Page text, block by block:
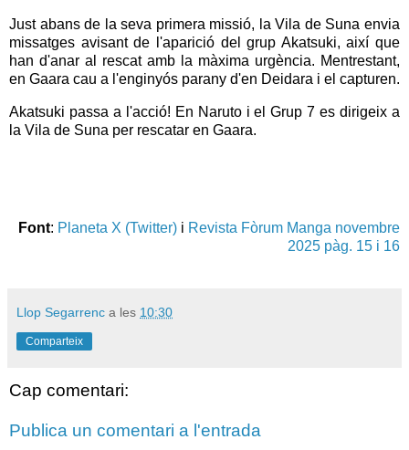
Just abans de la seva primera missió, la Vila de Suna envia
missatges avisant de l'aparició del grup Akatsuki, així que
han d'anar al rescat amb la màxima urgència. Mentrestant,
en Gaara cau a l'enginyós parany d'en Deidara i el capturen.
Akatsuki passa a l'acció! En Naruto i el Grup 7 es dirigeix a
la Vila de Suna per rescatar en Gaara.
Font: Planeta X (Twitter) i Revista Fòrum Manga novembre
2025 pàg. 15 i 16
Llop Segarrenc a les 10:30
Comparteix
Cap comentari:
Publica un comentari a l'entrada